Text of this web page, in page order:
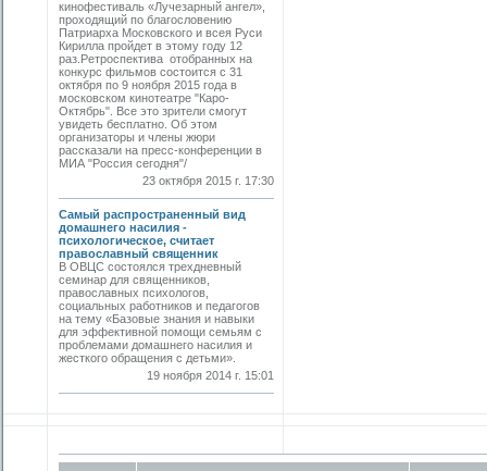
кинофестиваль «Лучезарный ангел»,
проходящий по благословению
Патриарха Московского и всея Руси
Кирилла пройдет в этому году 12
раз.Ретроспектива отобранных на
конкурс фильмов состоится с 31
октября по 9 ноября 2015 года в
московском кинотеатре "Каро-
Октябрь". Все это зрители смогут
увидеть бесплатно. Об этом
организаторы и члены жюри
рассказали на пресс-конференции в
МИА "Россия сегодня"/
23 октября 2015 г. 17:30
Самый распространенный вид
домашнего насилия -
психологическое, считает
православный священник
В ОВЦС состоялся трехдневный
семинар для священников,
православных психологов,
социальных работников и педагогов
на тему «Базовые знания и навыки
для эффективной помощи семьям с
проблемами домашнего насилия и
жесткого обращения с детьми».
19 ноября 2014 г. 15:01